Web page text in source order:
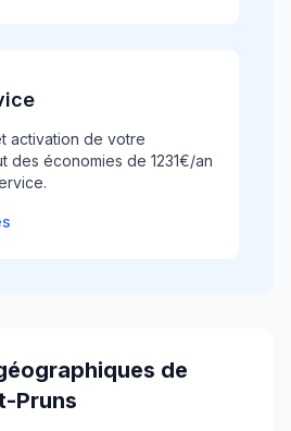
activation de votre
des économies de 1231€/an
de
Pruns